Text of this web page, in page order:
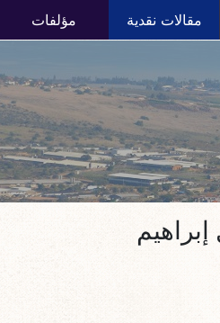
مقالات نقدية مؤلفات